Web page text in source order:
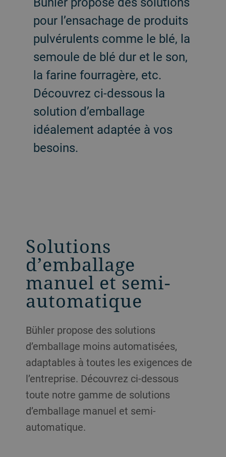
pour l’ensachage de produits
pulvérulents comme le blé, la
semoule de blé dur et le son,
la farine fourragère, etc.
Découvrez ci-dessous la
solution d’emballage
idéalement adaptée à vos
besoins.
Solutions
d’emballage
manuel et semi-
automatique
Bühler propose des solutions
d’emballage moins automatisées,
adaptables à toutes les exigences de
l’entreprise. Découvrez ci-dessous
toute notre gamme de solutions
d’emballage manuel et semi-
automatique.